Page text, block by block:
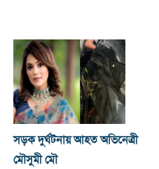
সড়ক দুর্ঘটনায় আহত অভিনেত্রী
মৌসুমী মৌ